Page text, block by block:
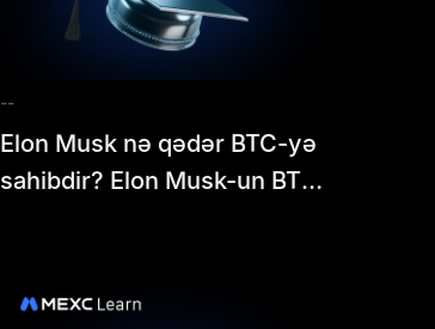
--
Elon Musk nə qədər BTC-yə
sahibdir? Elon Musk-un BTC